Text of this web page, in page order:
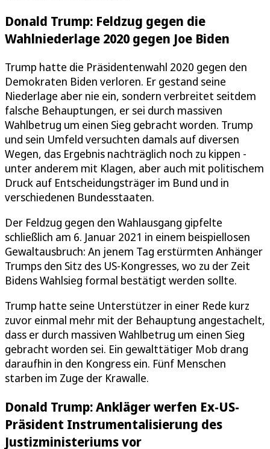
Donald Trump: Feldzug gegen die
Wahlniederlage 2020 gegen Joe Biden
Trump hatte die Präsidentenwahl 2020 gegen den
Demokraten Biden verloren. Er gestand seine
Niederlage aber nie ein, sondern verbreitet seitdem
falsche Behauptungen, er sei durch massiven
Wahlbetrug um einen Sieg gebracht worden. Trump
und sein Umfeld versuchten damals auf diversen
Wegen, das Ergebnis nachträglich noch zu kippen -
unter anderem mit Klagen, aber auch mit politischem
Druck auf Entscheidungsträger im Bund und in
verschiedenen Bundesstaaten.
Der Feldzug gegen den Wahlausgang gipfelte
schließlich am 6. Januar 2021 in einem beispiellosen
Gewaltausbruch: An jenem Tag erstürmten Anhänger
Trumps den Sitz des US-Kongresses, wo zu der Zeit
Bidens Wahlsieg formal bestätigt werden sollte.
Trump hatte seine Unterstützer in einer Rede kurz
zuvor einmal mehr mit der Behauptung angestachelt,
dass er durch massiven Wahlbetrug um einen Sieg
gebracht worden sei. Ein gewalttätiger Mob drang
daraufhin in den Kongress ein. Fünf Menschen
starben im Zuge der Krawalle.
Donald Trump: Ankläger werfen Ex-US-
Präsident Instrumentalisierung des
Justizministeriums vor